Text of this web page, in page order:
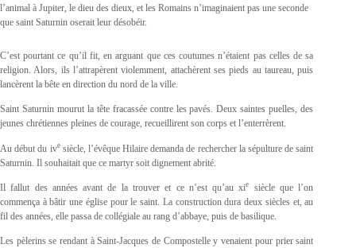
l’animal à Jupiter, le dieu des dieux, et les Romains n’imaginaient pas une seconde
que saint Saturnin oserait leur désobéir.
C’est pourtant ce qu’il fit, en arguant que ces coutumes n’étaient pas celles de sa
religion. Alors, ils l’attrapèrent violemment, attachèrent ses pieds au taureau, puis
lancèrent la bête en direction du nord de la ville.
Saint Saturnin mourut la tête fracassée contre les pavés. Deux saintes puelles, des
jeunes chrétiennes pleines de courage, recueillirent son corps et l’enterrèrent.
Au début du ivesiècle, l’évêque Hilaire demanda de rechercher la sépulture de saint
Saturnin. Il souhaitait que ce martyr soit dignement abrité.
Il fallut des années avant de la trouver et ce n’est qu’au xie
siècle que l’on
commença à bâtir une église pour le saint. La construction dura deux siècles et, au
fil des années, elle passa de collégiale au rang d’abbaye, puis de basilique.
Les pèlerins se rendant à Saint-Jacques de Compostelle y venaient pour prier saint